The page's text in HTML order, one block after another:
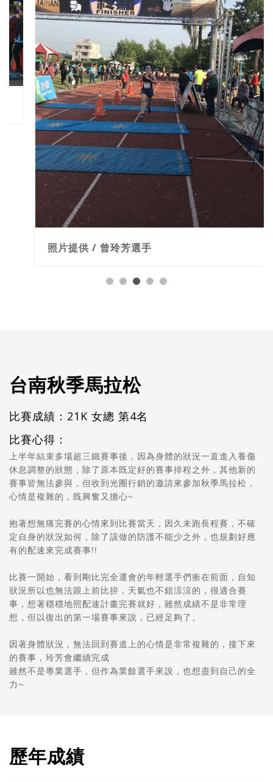
照片提供 / 曾玲芳選手
台南秋季馬拉松
比賽成績：21K 女總 第4名
比賽心得：
上半年結束多場超三鐵賽事後，因為身體的狀況一直進入養傷
休息調整的狀態，除了原本既定好的賽事排程之外，其他新的
賽事皆無法參與，但收到光圈行銷的邀請來參加秋季馬拉松，
心情是複雜的，既興奮又擔心~
抱著想無痛完賽的心情來到比賽當天，因久未跑長程賽，不確
定自身的狀況如何，除了該做的防護不能少之外，也規劃好應
有的配速來完成賽事!!
比賽一開始，看到剛比完全運會的年輕選手們衝在前面，自知
狀況所以也無法跟上前比拚，天氣也不錯涼涼的，很適合賽
事，想著穩穩地照配速計畫完賽就好，雖然成績不是非常理
想，但以復出的第一場賽事來說，已經足夠了。
因著身體狀況，無法回到賽道上的心情是非常複雜的，接下來
的賽事，玲芳會繼續完成
雖然不是專業選手，但作為業餘選手來說，也想盡到自己的全
力~
歷年成績